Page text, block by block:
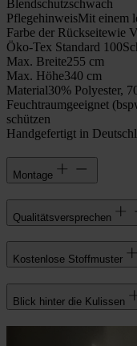
Blendschutzschwach
PflegehinweisMit einem
Farbe der Rückseitewie
Öko-Tex Standard 100
Max. Breite255 cm
Max. Höhe340 cm
Material30% Polyester,
Feuchtraumgeeignet
schützen
Handgefertigt in
Montage
Qualitätsversprechen
Kostenlose Stoffmuster
Blick hinter die Kulissen